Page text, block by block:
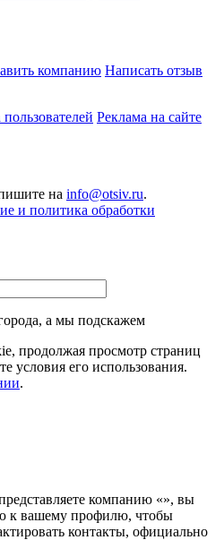
компанию Написать отзыв
Реклама на сайте
на info@otsiv.ru.
и политика обработки
а мы подскажем
продолжая просмотр страниц
условия его использования.
.
компанию «», вы
к вашему профилю, чтобы
контакты, официально